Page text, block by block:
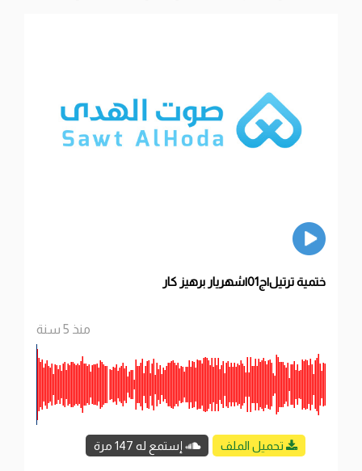
ختمية ترتيل|ج01|شهريار برهيز كار
منذ 5 سنة
تحميل الملف إستمع له 147 مرة